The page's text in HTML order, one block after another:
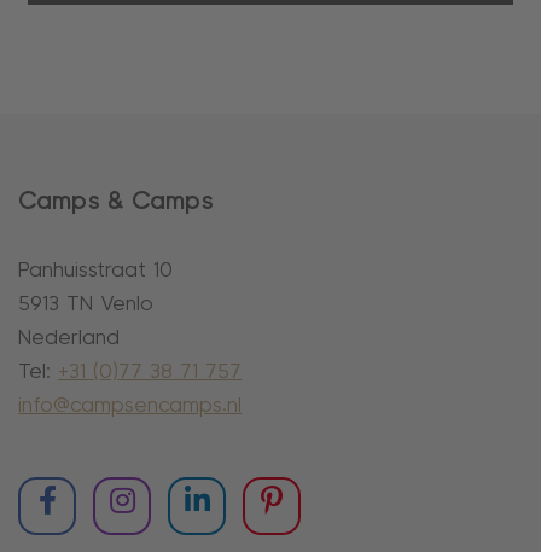
Camps & Camps
Panhuisstraat 10
5913 TN Venlo
Nederland
Tel: +31 (0)77 38 71 757
info@campsencamps.nl